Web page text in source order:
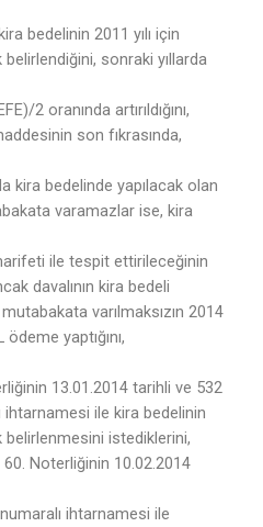
bedelinin 2011 yılı için
sonraki yıllarda
2 oranında artırıldığını,
son fıkrasında,
kira bedelinde yapılacak olan
varamazlar ise, kira
ile tespit ettirileceğinin
davalının kira bedeli
varılmaksızın 2014
ödeme yaptığını,
13.01.2014 tarihli ve 532
ihtarnamesi ile kira bedelinin
belirlenmesini istediklerini,
60. Noterliğinin 10.02.2014
ihtarnamesi ile